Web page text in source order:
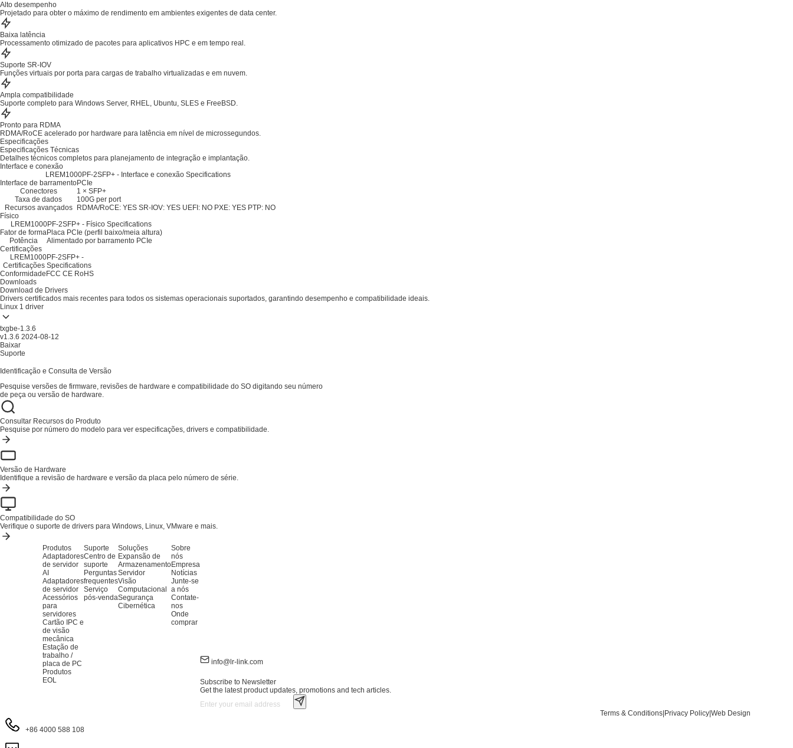
Alto desempenho
Projetado para obter o máximo de rendimento em ambientes exigentes de data center.
Baixa latência
Processamento otimizado de pacotes para aplicativos HPC e em tempo real.
Suporte SR-IOV
Funções virtuais por porta para cargas de trabalho virtualizadas e em nuvem.
Ampla compatibilidade
Suporte completo para Windows Server, RHEL, Ubuntu, SLES e FreeBSD.
Pronto para RDMA
RDMA/RoCE acelerado por hardware para latência em nível de microssegundos.
Especificações
Especificações Técnicas
Detalhes técnicos completos para planejamento de integração e implantação.
Interface e conexão
LREM1000PF-2SFP+ - Interface e conexão Specifications
Interface de barramentoPCIe
Conectores
1 × SFP+
Taxa de dados
100G per port
Recursos avançados
RDMA/RoCE: YES SR-IOV: YES UEFI: NO PXE: YES PTP: NO
Físico
LREM1000PF-2SFP+ - Físico Specifications
Fator de formaPlaca PCIe (perfil baixo/meia altura)
Potência
Alimentado por barramento PCIe
Certificações
LREM1000PF-2SFP+ -
Certificações Specifications
Conformidade FCC CE RoHS
Downloads
Download de Drivers
Drivers certificados mais recentes para todos os sistemas operacionais suportados, garantindo desempenho e compatibilidade ideais.
Linux 1 driver
txgbe-1.3.6
v1.3.6 2024-08-12
Baixar
Suporte
Identificação e Consulta de Versão
Pesquise versões de firmware, revisões de hardware e compatibilidade do SO digitando seu número
de peça ou versão de hardware.
Consultar Recursos do Produto
Pesquise por número do modelo para ver especificações, drivers e compatibilidade.
Versão de Hardware
Identifique a revisão de hardware e versão da placa pelo número de série.
Compatibilidade do SO
Verifique o suporte de drivers para Windows, Linux, VMware e mais.
Produtos
Adaptadores
de servidor
AI
Adaptadores
de servidor
Acessórios
para
servidores
Cartão IPC e
de visão
mecânica
Estação de
trabalho /
placa de PC
Produtos
EOL
Suporte
Centro de
suporte
Perguntas
frequentes
Serviço
pós-venda
Soluções
Expansão de
Armazenamento
Servidor
Visão
Computacional
Segurança
Cibernética
Sobre
nós
Empresa
Notícias
Junte-se
a nós
Contate-
nos
Onde
comprar
info@lr-link.com
Subscribe to Newsletter
Get the latest product updates, promotions and tech articles.
Terms & Conditions Privacy Policy Web Design
+86 4000 588 108